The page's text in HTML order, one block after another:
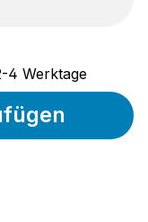
4 Werktage